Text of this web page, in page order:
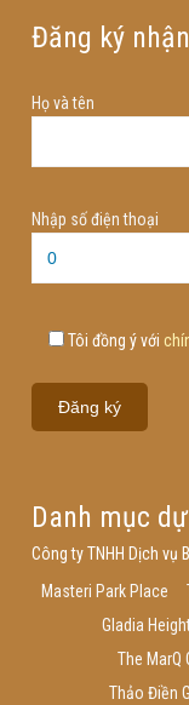
Đăng ký
Họ và tên
Nhập số điện thoại
Tôi đồng ý với
Danh mục
Công ty TNHH Dịch vụ
Masteri Park Place
Gladia
The MarQ
Thảo Điền